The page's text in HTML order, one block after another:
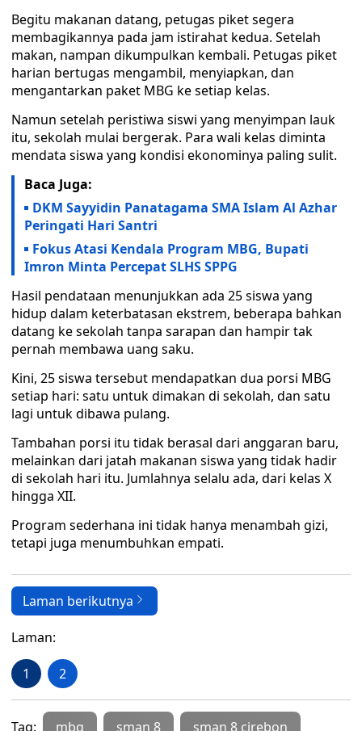
Begitu makanan datang, petugas piket segera
membagikannya pada jam istirahat kedua. Setelah
makan, nampan dikumpulkan kembali. Petugas piket
harian bertugas mengambil, menyiapkan, dan
mengantarkan paket MBG ke setiap kelas.
Namun setelah peristiwa siswi yang menyimpan lauk
itu, sekolah mulai bergerak. Para wali kelas diminta
mendata siswa yang kondisi ekonominya paling sulit.
Baca Juga:
DKM Sayyidin Panatagama SMA Islam Al Azhar
Peringati Hari Santri
Fokus Atasi Kendala Program MBG, Bupati
Imron Minta Percepat SLHS SPPG
Hasil pendataan menunjukkan ada 25 siswa yang
hidup dalam keterbatasan ekstrem, beberapa bahkan
datang ke sekolah tanpa sarapan dan hampir tak
pernah membawa uang saku.
Kini, 25 siswa tersebut mendapatkan dua porsi MBG
setiap hari: satu untuk dimakan di sekolah, dan satu
lagi untuk dibawa pulang.
Tambahan porsi itu tidak berasal dari anggaran baru,
melainkan dari jatah makanan siswa yang tidak hadir
di sekolah hari itu. Jumlahnya selalu ada, dari kelas X
hingga XII.
Program sederhana ini tidak hanya menambah gizi,
tetapi juga menumbuhkan empati.
Laman berikutnya
Laman:
1 2
Tag: mbg sman 8 sman 8 cirebon